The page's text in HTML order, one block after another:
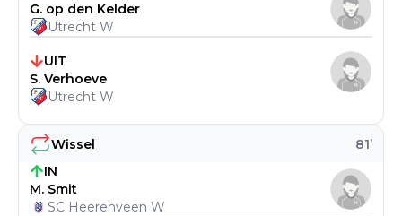
Wissel 81’
IN
M. Smit
SC Heerenveen W
G. op den Kelder
Utrecht W
UIT
S. Verhoeve
Utrecht W